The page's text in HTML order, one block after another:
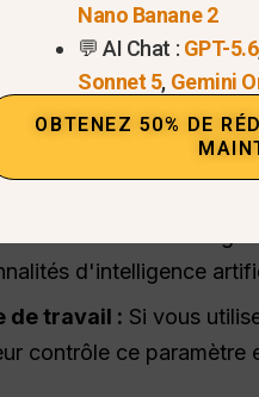
dans votre application
AI ?
utilisateur disposant
avez déjà payé
rien à faire.
d'intelligence
de travail : Si vous
contrôle ce
Nano Banane 2
💬 AI Chat : GPT-5.6
Sonnet 5, Gemini
OBTENEZ 50% DE